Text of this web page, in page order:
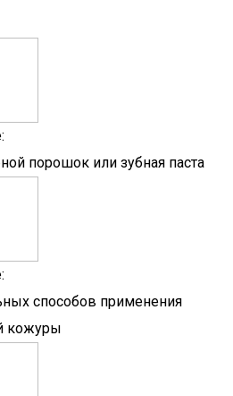
порошок или зубная паста
способов применения
кожуры